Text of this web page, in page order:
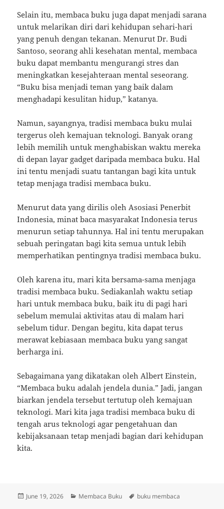
Selain itu, membaca buku juga dapat menjadi sarana
untuk melarikan diri dari kehidupan sehari-hari
yang penuh dengan tekanan. Menurut Dr. Budi
Santoso, seorang ahli kesehatan mental, membaca
buku dapat membantu mengurangi stres dan
meningkatkan kesejahteraan mental seseorang.
“Buku bisa menjadi teman yang baik dalam
menghadapi kesulitan hidup,” katanya.
Namun, sayangnya, tradisi membaca buku mulai
tergerus oleh kemajuan teknologi. Banyak orang
lebih memilih untuk menghabiskan waktu mereka
di depan layar gadget daripada membaca buku. Hal
ini tentu menjadi suatu tantangan bagi kita untuk
tetap menjaga tradisi membaca buku.
Menurut data yang dirilis oleh Asosiasi Penerbit
Indonesia, minat baca masyarakat Indonesia terus
menurun setiap tahunnya. Hal ini tentu merupakan
sebuah peringatan bagi kita semua untuk lebih
memperhatikan pentingnya tradisi membaca buku.
Oleh karena itu, mari kita bersama-sama menjaga
tradisi membaca buku. Sediakanlah waktu setiap
hari untuk membaca buku, baik itu di pagi hari
sebelum memulai aktivitas atau di malam hari
sebelum tidur. Dengan begitu, kita dapat terus
merawat kebiasaan membaca buku yang sangat
berharga ini.
Sebagaimana yang dikatakan oleh Albert Einstein,
“Membaca buku adalah jendela dunia.” Jadi, jangan
biarkan jendela tersebut tertutup oleh kemajuan
teknologi. Mari kita jaga tradisi membaca buku di
tengah arus teknologi agar pengetahuan dan
kebijaksanaan tetap menjadi bagian dari kehidupan
kita.
Posted
June 19, 2026 Categories
Membaca Buku Tags
buku membaca